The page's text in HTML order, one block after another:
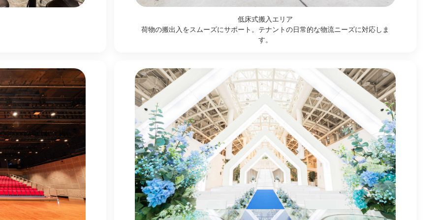
低床式搬入エリア
荷物の搬出入をスムーズにサポート。テナントの日常的な物流ニーズに対応しま
す。